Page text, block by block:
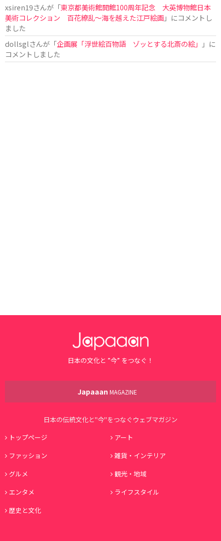
xsiren19さんが「東京都美術館開館100周年記念 大英博物館日本
美術コレクション 百花繚乱～海を越えた江戸絵画」にコメントし
ました
dollsglさんが「企画展「浮世絵百物語 ゾッとする北斎の絵」
」に
コメントしました
日本の文化と ”今” をつなぐ！
Japaaan MAGAZINE
日本の伝統文化と"今"をつなぐウェブマガジン
トップページ
アート
ファッション
雑貨・インテリア
グルメ
観光・地域
エンタメ
ライフスタイル
歴史と文化